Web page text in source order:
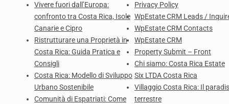
Vivere fuori dall’Europa:
confronto tra Costa Rica, Isole
Canarie e Cipro
Ristrutturare una Proprietà in
Costa Rica: Guida Pratica e
Consigli
Costa Rica: Modello di Sviluppo
Urbano Sostenibile
Comunità di Espatriati: Come
Privacy Policy
WpEstate CRM Leads /
WpEstate CRM Contacts
WpEstate CRM
Property Submit – Front
Chi siamo: Costa Rica Estate
Six LTDA Costa Rica
Villaggio Costa Rica: Il
terrestre